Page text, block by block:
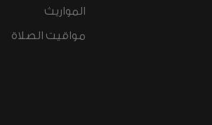
المواريث
مواقيت الصلاة